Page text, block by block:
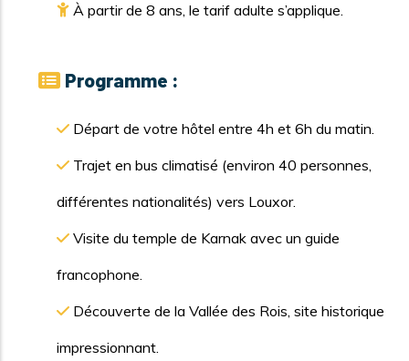
À partir de 8 ans, le tarif adulte s’applique.
Programme :
Départ de votre hôtel entre 4h et 6h du matin.
Trajet en bus climatisé (environ 40 personnes,
différentes nationalités) vers Louxor.
Visite du temple de Karnak avec un guide
francophone.
Découverte de la Vallée des Rois, site historique
impressionnant.